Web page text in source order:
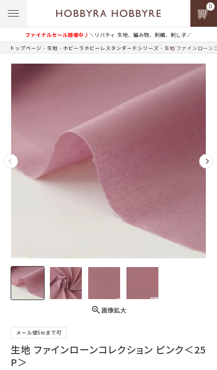
ファイナルセール開催中♪＼リバティ 生地、編み物、刺繍、刺し子／
0
トップページ 生地 ホビーラホビーレスタンダードシリーズ 生地 ファインローン
画像拡大
メール便5mまで可
生地 ファインローンコレクション ピンク＜25
P＞